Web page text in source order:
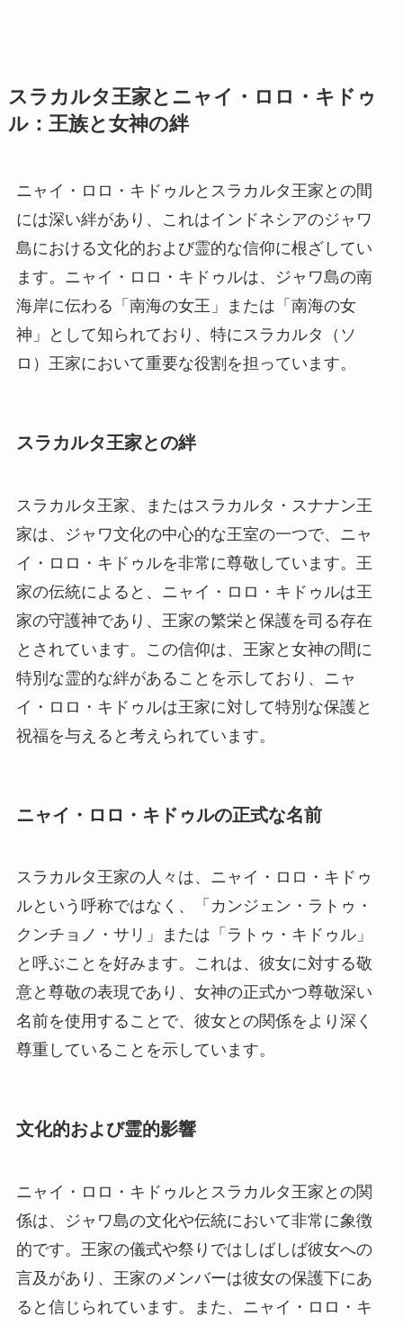
スラカルタ王家とニャイ・ロロ・キドゥ
ル：王族と女神の絆
ニャイ・ロロ・キドゥルとスラカルタ王家との間
には深い絆があり、これはインドネシアのジャワ
島における文化的および霊的な信仰に根ざしてい
ます。ニャイ・ロロ・キドゥルは、ジャワ島の南
海岸に伝わる「南海の女王」または「南海の女
神」として知られており、特にスラカルタ（ソ
ロ）王家において重要な役割を担っています。
スラカルタ王家との絆
スラカルタ王家、またはスラカルタ・スナナン王
家は、ジャワ文化の中心的な王室の一つで、ニャ
イ・ロロ・キドゥルを非常に尊敬しています。王
家の伝統によると、ニャイ・ロロ・キドゥルは王
家の守護神であり、王家の繁栄と保護を司る存在
とされています。この信仰は、王家と女神の間に
特別な霊的な絆があることを示しており、ニャ
イ・ロロ・キドゥルは王家に対して特別な保護と
祝福を与えると考えられています。
ニャイ・ロロ・キドゥルの正式な名前
スラカルタ王家の人々は、ニャイ・ロロ・キドゥ
ルという呼称ではなく、「カンジェン・ラトゥ・
クンチョノ・サリ」または「ラトゥ・キドゥル」
と呼ぶことを好みます。これは、彼女に対する敬
意と尊敬の表現であり、女神の正式かつ尊敬深い
名前を使用することで、彼女との関係をより深く
尊重していることを示しています。
文化的および霊的影響
ニャイ・ロロ・キドゥルとスラカルタ王家との関
係は、ジャワ島の文化や伝統において非常に象徴
的です。王家の儀式や祭りではしばしば彼女への
言及があり、王家のメンバーは彼女の保護下にあ
ると信じられています。また、ニャイ・ロロ・キ